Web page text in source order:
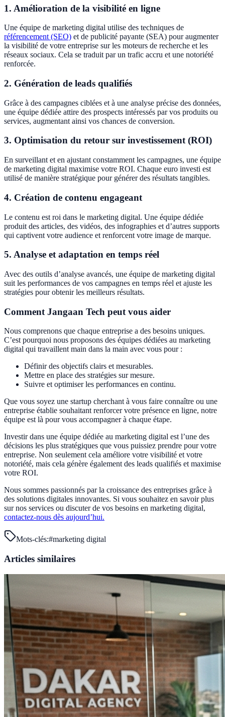
1. Amélioration de la visibilité en ligne
Une équipe de marketing digital utilise des techniques de
référencement (SEO) et de publicité payante (SEA) pour augmenter
la visibilité de votre entreprise sur les moteurs de recherche et les
réseaux sociaux. Cela se traduit par un trafic accru et une notoriété
renforcée.
2. Génération de leads qualifiés
Grâce à des campagnes ciblées et à une analyse précise des données,
une équipe dédiée attire des prospects intéressés par vos produits ou
services, augmentant ainsi vos chances de conversion.
3. Optimisation du retour sur investissement (ROI)
En surveillant et en ajustant constamment les campagnes, une équipe
de marketing digital maximise votre ROI. Chaque euro investi est
utilisé de manière stratégique pour générer des résultats tangibles.
4. Création de contenu engageant
Le contenu est roi dans le marketing digital. Une équipe dédiée
produit des articles, des vidéos, des infographies et d’autres supports
qui captivent votre audience et renforcent votre image de marque.
5. Analyse et adaptation en temps réel
Avec des outils d’analyse avancés, une équipe de marketing digital
suit les performances de vos campagnes en temps réel et ajuste les
stratégies pour obtenir les meilleurs résultats.
Comment Jangaan Tech peut vous aider
Nous comprenons que chaque entreprise a des besoins uniques.
C’est pourquoi nous proposons des équipes dédiées au marketing
digital qui travaillent main dans la main avec vous pour :
Définir des objectifs clairs et mesurables.
Mettre en place des stratégies sur mesure.
Suivre et optimiser les performances en continu.
Que vous soyez une startup cherchant à vous faire connaître ou une
entreprise établie souhaitant renforcer votre présence en ligne, notre
équipe est là pour vous accompagner à chaque étape.
Investir dans une équipe dédiée au marketing digital est l’une des
décisions les plus stratégiques que vous puissiez prendre pour votre
entreprise. Non seulement cela améliore votre visibilité et votre
notoriété, mais cela génère également des leads qualifiés et maximise
votre ROI.
Nous sommes passionnés par la croissance des entreprises grâce à
des solutions digitales innovantes. Si vous souhaitez en savoir plus
sur nos services ou discuter de vos besoins en marketing digital,
contactez-nous dès aujourd’hui.
Mots-clés:#marketing digital
Articles similaires